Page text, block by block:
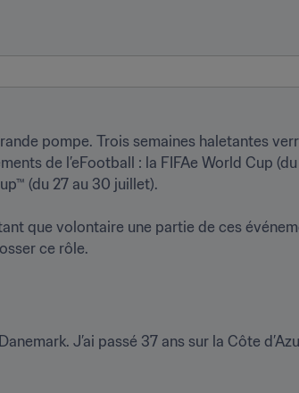
pompe. Trois semaines haletantes
de l’eFootball : la FIFAe World Cup (du
(du 27 au 30 juillet).
que volontaire une partie de ces
ce rôle.
J’ai passé 37 ans sur la Côte